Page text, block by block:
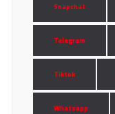
Snapchat
Telegram
Tiktok
Whatsapp